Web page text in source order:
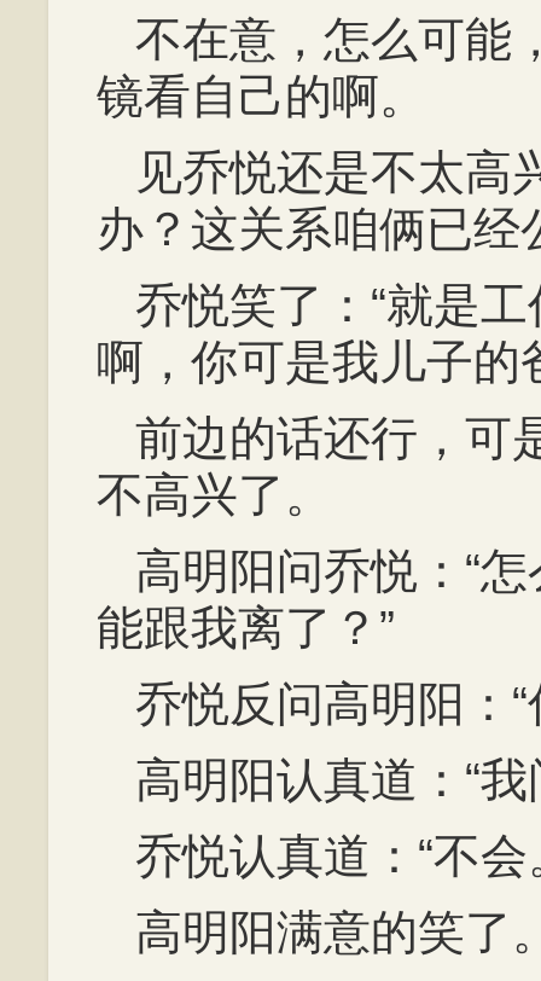
不在意，怎么可能
镜看自己的啊。
见乔悦还是不太高
办？这关系咱俩已经
乔悦笑了：“就是
啊，你可是我儿子的
前边的话还行，可
不高兴了。
高明阳问乔悦：“
能跟我离了？”
乔悦反问高明阳：“
高明阳认真道：“我
乔悦认真道：“不会
高明阳满意的笑了